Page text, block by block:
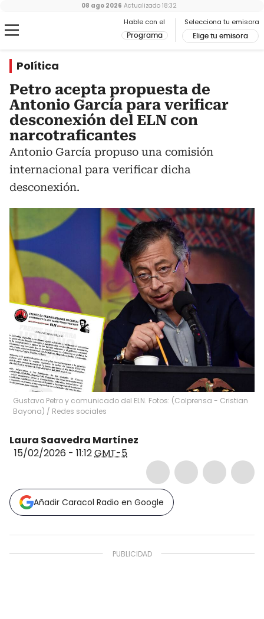
Hable con el
Programa
Selecciona tu emisora
Elige tu emisora
08 ago 2026 Actualizado 18:32
Política
Petro acepta propuesta de
Antonio García para verificar
desconexión del ELN con
narcotraficantes
Antonio García propuso una comisión
internacional para verificar dicha
desconexión.
Gustavo Petro y comunicado del ELN. Fotos: (Colprensa - Cristian
Bayona) / Redes sociales
Laura Saavedra Martínez
15/02/2026 - 11:12GMT-5
Añadir Caracol Radio en Google